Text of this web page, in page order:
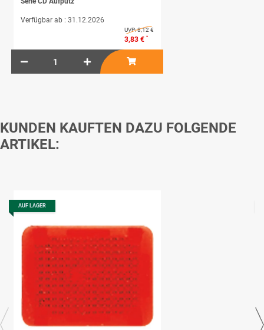
Verfügbar ab : 31.12.2026
UVP:8,12 €
3,83 € *
KUNDEN KAUFTEN DAZU FOLGENDE
ARTIKEL:
AUF LAGER